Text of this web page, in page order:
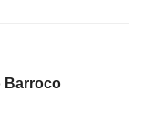
Barroco